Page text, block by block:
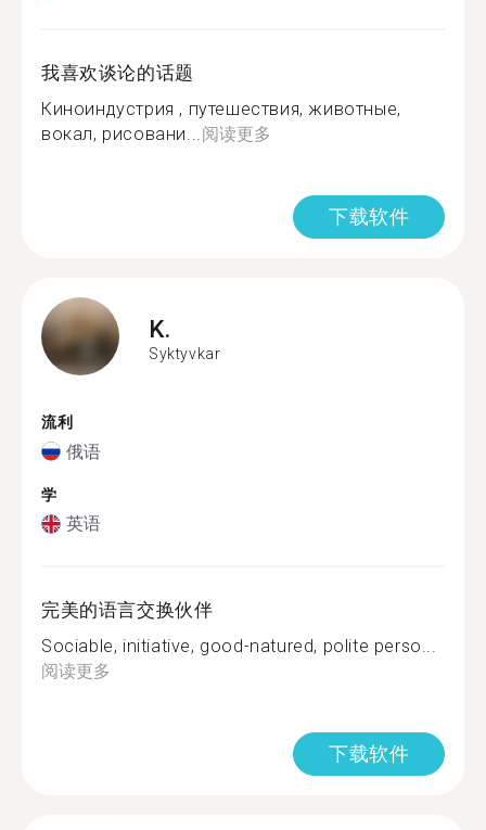
我喜欢谈论的话题
Киноиндустрия , путешествия, животные,
вокал, рисовани...阅读更多
下载软件
K.
Syktyvkar
流利
俄语
学
英语
完美的语言交换伙伴
Sociable, initiative, good-natured, polite perso...
阅读更多
下载软件